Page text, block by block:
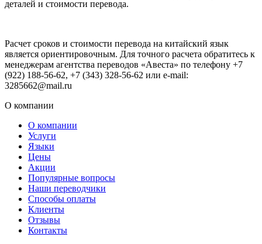
деталей и стоимости перевода.
Расчет сроков и стоимости перевода на китайский язык
является ориентировочным. Для точного расчета обратитесь к
менеджерам агентства переводов «Авеста» по телефону +7
(922) 188-56-62, +7 (343) 328-56-62 или e-mail:
3285662@mail.ru
О компании
О компании
Услуги
Языки
Цены
Акции
Популярные вопросы
Наши переводчики
Способы оплаты
Клиенты
Отзывы
Контакты